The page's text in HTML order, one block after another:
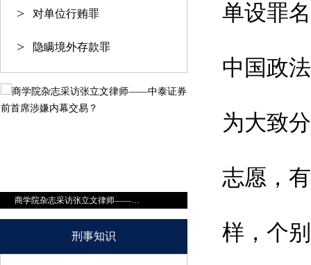
对单位行贿罪
隐瞒境外存款罪
商学院杂志采访张立文律师——中泰证券前首席涉嫌内幕交易？
刑事知识
单设罪
中国政
为大致
志愿，
样，个